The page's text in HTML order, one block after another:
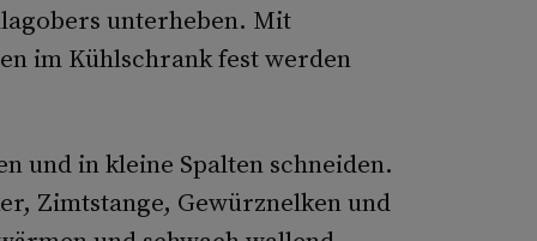
unterheben. Mit
im Kühlschrank fest werden
und in kleine Spalten schneiden.
Zimtstange, Gewürznelken und